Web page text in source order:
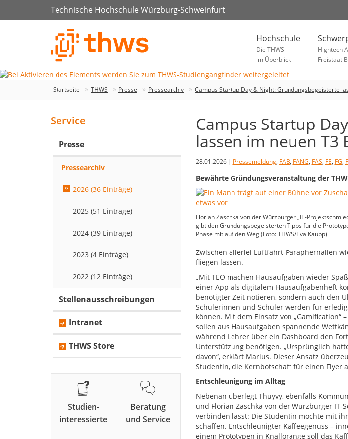
Technische Hochschule Würzburg-Schweinfurt
Hochschule
Die THWS
im Überblick
Hightech
Freistaat
Startseite THWS Presse Pressearchiv Campus Startup Day & Night: Gründungsbegeisterte
Campus Startup
lassen im neuen T3
28.01.2026 | Pressemeldung, FAB, FANG, FAS, FE, FG,
Bewährte Gründungsveranstaltung der
Florian Zaschka von der Würzburger „IT-
gibt den Gründungsbegeisterten Tipps für die
Phase mit auf den Weg (Foto: THWS/Eva Kaupp)
Zwischen allerlei Luftfahrt-Paraphernalien
fliegen lassen.
„Mit TEO machen Hausaufgaben wieder
einer App als digitalem Hausaufgabenheft
benötigter Zeit notieren, sondern auch den
Schülerinnen und Schüler werden für
können. Mit dem Einsatz von „Gamification“
sollen aus Hausaufgaben spannende
während Lehrer über ein Dashboard den
Unterstützung benötigen. „Ursprünglich
davon“, erklärt Marius. Dieser Ansatz
Studentin, die Kernbotschaft für einen Flyer
Entschleunigung im Alltag
Nebenan überlegt Thuyvy, ebenfalls
und Florian Zaschka von der Würzburger IT-
verbinden lässt: Die Studentin möchte mit
schaffen. Entschleunigter Kaffeegenuss –
einem Prototypen in Knallorange soll das
Service
Presse
Pressearchiv
2026 (36 Einträge)
2025 (51 Einträge)
2024 (39 Einträge)
2023 (4 Einträge)
2022 (12 Einträge)
Stellenausschreibungen
Intranet
THWS Store
Studien-
interessierte
Beratung
und Service